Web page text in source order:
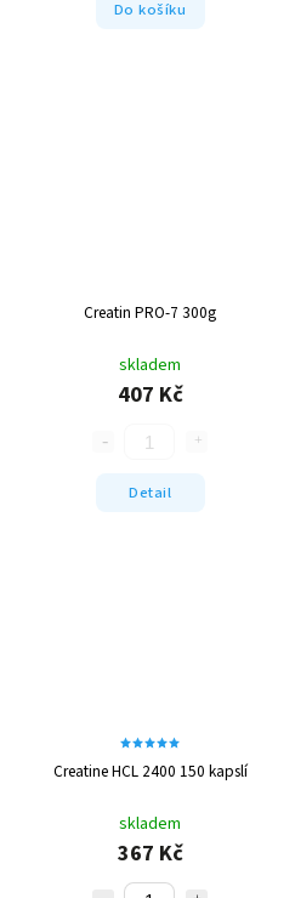
Do košíku
Creatin PRO-7 300g
skladem
407 Kč
Detail
Creatine HCL 2400 150 kapslí
skladem
367 Kč